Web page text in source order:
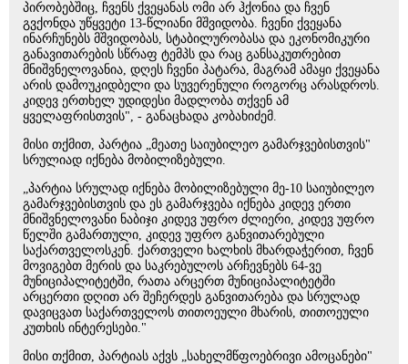
პირობებშიც, ჩვენს ქვეყანას ომი არ ჰქონია და ჩვენ
გვქონდა უწყვეტი 13-წლიანი მშვიდობა. ჩვენი ქვეყანა
ინარჩუნებს მშვიდობას, სტაბილურობასა და ეკონომიკური
განავითარების სწრაფ ტემპს და რაც განსაკუთრებით
მნიშვნელოვანია, დღეს ჩვენი პატარა, მაგრამ ამაყი ქვეყანა
არის დამოუკიდბელი და სუვერენული როგორც არასდროს.
კიდევ ერთხელ უდიდესი მადლობა თქვენ ამ
ყველაფრისთვის", - განაცხადა კობახიძემ.
მისი თქმით, პარტია „მეათე საიუბილეო გამარჯვებისთვის"
სრულიად იქნება მობილიზებული.
„პარტია სრულად იქნება მობილიზებული მე-10 საიუბილეო
გამარჯვებისთვის და ეს გამარჯვება იქნება კიდევ ერთი
მნიშვნელოვანი ნაბიჯი კიდევ უფრო ძლიერი, კიდევ უფრო
წელში გამართული, კიდევ უფრო განვითარებული
საქართველოსკენ. ქართველი ხალხის მხარდაჭერით, ჩვენ
მოვიგებთ მერის და საკრებულოს არჩევნებს 64-ვე
მუნიციპალიტეტში, რათა არცერთ მუნიციპალიტეტში
არცერთი დღით არ შეჩერდეს განვითარება და სრულად
დავიცვათ საქართველოს თითოეული მხარის, თითოეული
კუთხის ინტერესები."
მისი თქმით, პარტიას აქვს „სახელმწფოებრივი ამოცანები"